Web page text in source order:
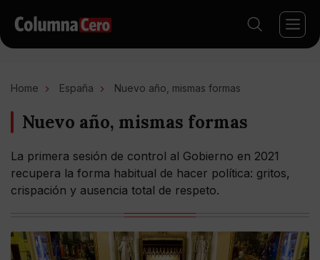
Home España Nuevo año, mismas formas
Nuevo año, mismas formas
La primera sesión de control al Gobierno en 2021
recupera la forma habitual de hacer política: gritos,
crispación y ausencia total de respeto.